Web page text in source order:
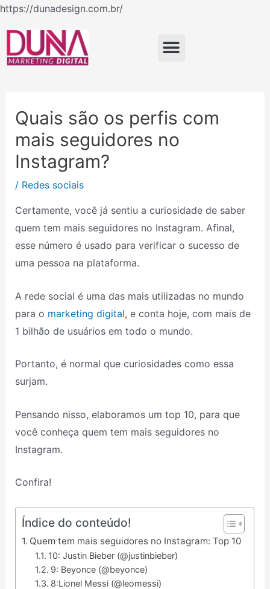
https://dunadesign.com.br/Ir
Menu
Quais são os perfis com
mais seguidores no
Instagram?
/ Redes sociais
Certamente, você já sentiu a curiosidade de saber
quem tem mais seguidores no Instagram. Afinal,
esse número é usado para verificar o sucesso de
uma pessoa na plataforma.
A rede social é uma das mais utilizadas no mundo
para o marketing digital, e conta hoje, com mais de
1 bilhão de usuários em todo o mundo.
Portanto, é normal que curiosidades como essa
surjam.
Pensando nisso, elaboramos um top 10, para que
você conheça quem tem mais seguidores no
Instagram.
Confira!
Índice do conteúdo!
Quem tem mais seguidores no Instagram: Top 10
10: Justin Bieber (@justinbieber)
9: Beyonce (@beyonce)
8:Lionel Messi (@leomessi)
de
Post